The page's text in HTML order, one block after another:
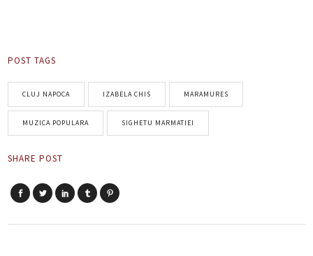
POST TAGS
CLUJ NAPOCA IZABELA CHIS MARAMURES
MUZICA POPULARA SIGHETU MARMATIEI
SHARE POST